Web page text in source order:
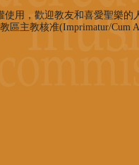
用，歡迎教友和喜愛聖樂的
主教核准(Imprimatur/Cum